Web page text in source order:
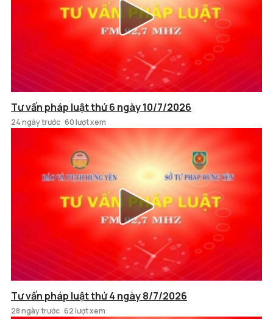
Tư vấn pháp luật thứ 6 ngày 10/7/2026
24 ngày trước 60 lượt xem
Tư vấn pháp luật thứ 4 ngày 8/7/2026
28 ngày trước 62 lượt xem